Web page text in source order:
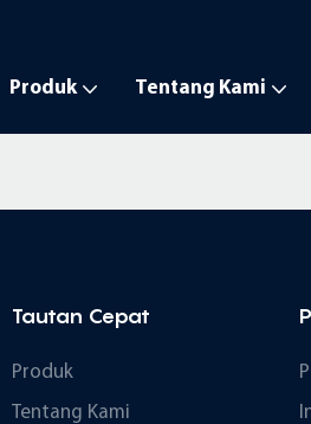
Produk Tentang Kami
Tautan Cepat
Produk
Tentang Kami